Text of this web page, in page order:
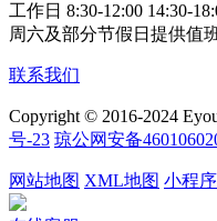
工作日 8:30-12:00 14:30-
周六及部分节假日提供值
联系我们
Copyright © 2016-2024
号-23 琼公网安备
网站地图 XML地图 小程